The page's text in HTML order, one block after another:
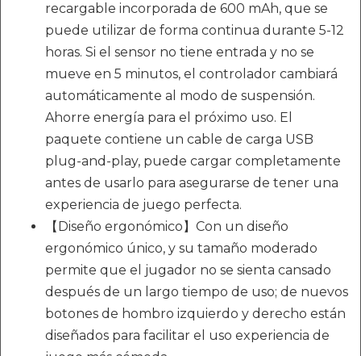
recargable incorporada de 600 mAh, que se
puede utilizar de forma continua durante 5-12
horas. Si el sensor no tiene entrada y no se
mueve en 5 minutos, el controlador cambiará
automáticamente al modo de suspensión.
Ahorre energía para el próximo uso. El
paquete contiene un cable de carga USB
plug-and-play, puede cargar completamente
antes de usarlo para asegurarse de tener una
experiencia de juego perfecta.
【Diseño ergonómico】Con un diseño
ergonómico único, y su tamaño moderado
permite que el jugador no se sienta cansado
después de un largo tiempo de uso; de nuevos
botones de hombro izquierdo y derecho están
diseñados para facilitar el uso experiencia de